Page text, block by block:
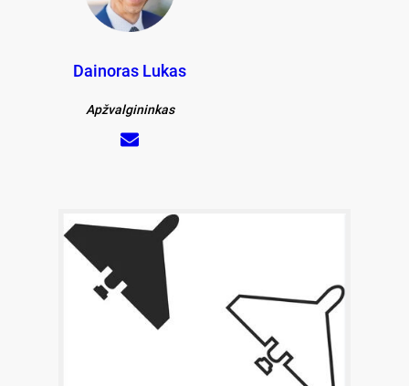
Dainoras Lukas
Apžvalgininkas